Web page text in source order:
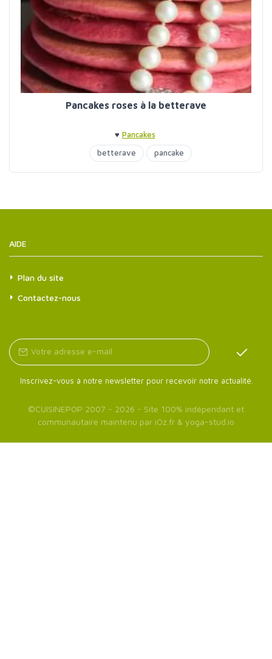
Pancakes roses à la betterave
♥ Pancakes
betterave
pancake
AIDE
Plan du site
Contactez-nous
Inscrivez-vous à notre newsletter pour recevoir notre actualité.
©CUISINEPOP 2007 - 2026 - Site 100% indépendant et
communautaire maintenu par iOz.fr & yoga-stud.io